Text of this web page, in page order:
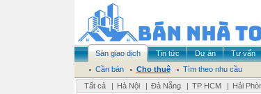
Sàn giao dịch Tin tức Dự án Tư vấn
Cần bán
Cho thuê
Tìm theo nhu cầu
Tất cả
| Hà Nội | Đà Nẵng | TP HCM | Hải